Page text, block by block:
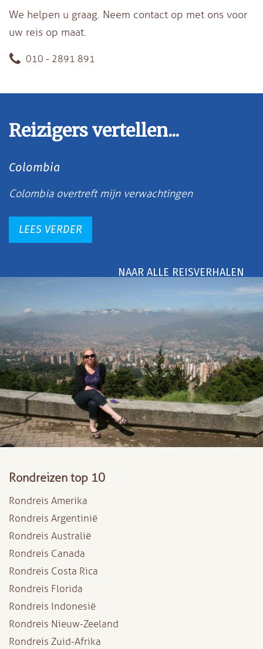
We helpen u graag. Neem contact op met ons voor
uw reis op maat.
010 - 2891 891
Reizigers vertellen...
Colombia
Colombia overtreft mijn verwachtingen
LEES VERDER
NAAR ALLE REISVERHALEN
Rondreizen top 10
Rondreis Amerika
Rondreis Argentinië
Rondreis Australië
Rondreis Canada
Rondreis Costa Rica
Rondreis Florida
Rondreis Indonesië
Rondreis Nieuw-Zeeland
Rondreis Zuid-Afrika